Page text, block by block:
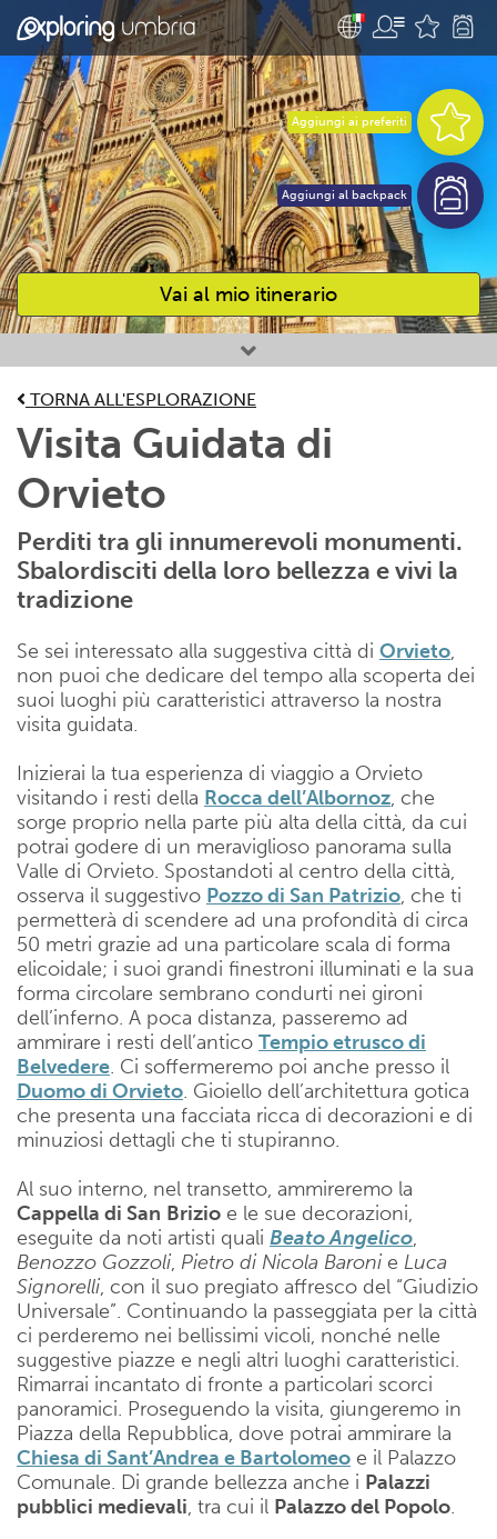
Vai al mio itinerario
Attività preferite
Aggiungi ai preferiti
Aggiungi al backpack
TORNA ALL'ESPLORAZIONE
Visita Guidata di
Orvieto
Perditi tra gli innumerevoli monumenti.
Sbalordisciti della loro bellezza e vivi la
tradizione
Se sei interessato alla suggestiva città di Orvieto,
non puoi che dedicare del tempo alla scoperta dei
suoi luoghi più caratteristici attraverso la nostra
visita guidata.
Inizierai la tua esperienza di viaggio a Orvieto
visitando i resti della Rocca dell’Albornoz, che
sorge proprio nella parte più alta della città, da cui
potrai godere di un meraviglioso panorama sulla
Valle di Orvieto. Spostandoti al centro della città,
osserva il suggestivo Pozzo di San Patrizio, che ti
permetterà di scendere ad una profondità di circa
50 metri grazie ad una particolare scala di forma
elicoidale; i suoi grandi finestroni illuminati e la sua
forma circolare sembrano condurti nei gironi
dell’inferno. A poca distanza, passeremo ad
ammirare i resti dell’antico Tempio etrusco di
Belvedere. Ci soffermeremo poi anche presso il
Duomo di Orvieto. Gioiello dell’architettura gotica
che presenta una facciata ricca di decorazioni e di
minuziosi dettagli che ti stupiranno.
Al suo interno, nel transetto, ammireremo la
Cappella di San Brizio e le sue decorazioni,
eseguite da noti artisti quali Beato Angelico,
Benozzo Gozzoli, Pietro di Nicola Baroni e Luca
Signorelli, con il suo pregiato affresco del “Giudizio
Universale”. Continuando la passeggiata per la città
ci perderemo nei bellissimi vicoli, nonché nelle
suggestive piazze e negli altri luoghi caratteristici.
Rimarrai incantato di fronte a particolari scorci
panoramici. Proseguendo la visita, giungeremo in
Piazza della Repubblica, dove potrai ammirare la
Chiesa di Sant’Andrea e Bartolomeo e il Palazzo
Comunale. Di grande bellezza anche i Palazzi
pubblici medievali, tra cui il Palazzo del Popolo.